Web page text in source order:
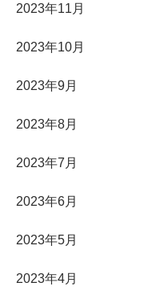
2023年11月
2023年10月
2023年9月
2023年8月
2023年7月
2023年6月
2023年5月
2023年4月